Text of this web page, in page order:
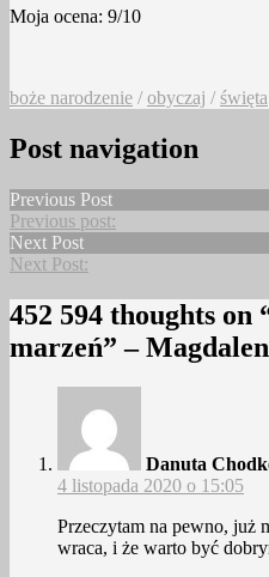
Moja ocena: 9/10
boże narodzenie /obyczaj /święta
Post navigation
Previous Post
Previous post:
Next Post
Next Post:
452 594 thoughts on
marzeń” –
Danuta
4 listopada 2020 o 15:05
Przeczytam na pewno, już
wraca, i że warto być